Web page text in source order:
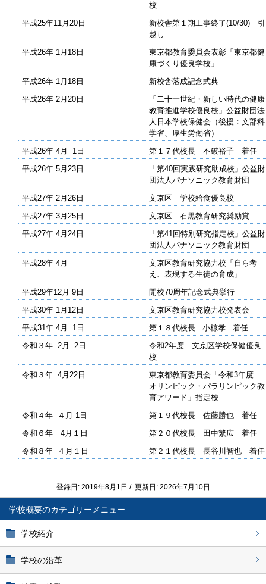
学校概要
学校紹介
学校の沿革
校
平成25年11月20日
新校舎第１期工事終了(10/30) 引
越し
平成26年 1月18日
東京都教育委員会表彰「東京都健
康づくり優良学校」
平成26年 1月18日
新校舎落成記念式典
平成26年 2月20日
「二十一世紀・新しい時代の健康
教育推進学校優良校」公益財団法
人日本学校保健会（後援：文部科
学省、厚生労働省）
平成26年 4月 1日
第１７代校長 不破裕子 着任
平成26年 5月23日
「第40回実践研究助成校」公益財
団法人パナソニック教育財団
平成27年 2月26日
文京区 学校給食優良校
平成27年 3月25日
文京区 石黒教育研究奨励賞
平成27年 4月24日
「第41回特別研究指定校」公益財
団法人パナソニック教育財団
平成28年 4月
文京区教育研究協力校「自ら考
え、表現する生徒の育成」
平成29年12月 9日
開校70周年記念式典挙行
平成30年 1月12日
文京区教育研究協力校発表会
平成31年 4月 1日
第１８代校長 小椋孝 着任
令和３年 2月
2 日
令和2年度 文京区学校保健優良
校
令和３年 4月 22 日
東京都教育委員会「令和3年度
オリンピック・パラリンピック教
育アワード」指定校
令和４年 ４月 1 日
第１９代校長 佐藤勝也 着任
令和６年 4月１日
第２０代校長 田中繁広 着任
令和８年 ４月１日
第２１代校長 長谷川智也 着任
登録日: 2019年8月1日 / 更新日: 2026年7月10日